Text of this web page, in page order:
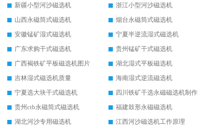
新疆小型河沙磁选机
浙江小型河沙磁选机
山西永磁筒式磁选机
烟台永磁筒式磁选机
安徽锰矿湿式磁选机
宁夏半逆流湿式磁选机
广东求购干式磁选机
贵州锰矿干式磁选机
广西褐铁矿平板磁选机图片
湖北湿式平板磁选机
吉林湿式磁选机质量
海南湿式逆流磁选机
宁夏选大块干式磁选机
四川铁矿干选永磁磁选机制作
贵州ctb永磁筒式磁选机
福建鼓形永磁磁选机
湖北河沙专用磁选机
江西河沙磁选机工作原理